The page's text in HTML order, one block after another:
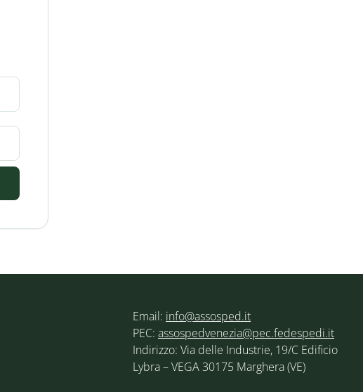
Email: info@assosped.it
PEC: assospedvenezia@pec.fedespedi.it
Indirizzo: Via delle Industrie, 19/C Edificio
Lybra – VEGA 30175 Marghera (VE)